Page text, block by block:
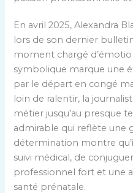
En avril 2025, Alexandra
lors de son dernier
moment chargé
symbolique marque une
par le départ en congé
loin de ralentir, la
métier jusqu’au presque
admirable qui reflète une
détermination montre
suivi médical, de
professionnel fort et une
santé prénatale.